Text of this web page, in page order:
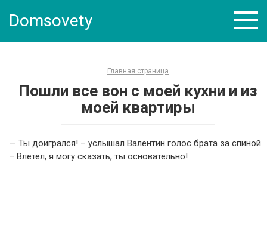
Domsovety
Главная страница
Пошли все вон с моей кухни и из
моей квартиры
— Ты доигрался! – услышал Валентин голос брата за спиной.
– Влетел, я могу сказать, ты основательно!